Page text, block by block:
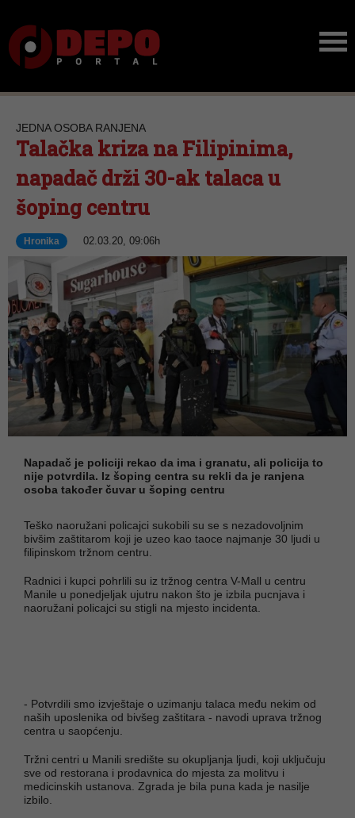
JEDNA OSOBA RANJENA
Talačka kriza na Filipinima,
napadač drži 30-ak talaca u
šoping centru
Hronika 02.03.20, 09:06h
Napadač je policiji rekao da ima i granatu, ali policija to
nije potvrdila. Iz šoping centra su rekli da je ranjena
osoba također čuvar u šoping centru
Teško naoružani policajci sukobili su se s nezadovoljnim
bivšim zaštitarom koji je uzeo kao taoce najmanje 30 ljudi u
filipinskom tržnom centru.
Radnici i kupci pohrlili su iz tržnog centra V-Mall u centru
Manile u ponedjeljak ujutru nakon što je izbila pucnjava i
naoružani policajci su stigli na mjesto incidenta.
- Potvrdili smo izvještaje o uzimanju talaca među nekim od
naših uposlenika od bivšeg zaštitara - navodi uprava tržnog
centra u saopćenju.
Tržni centri u Manili središte su okupljanja ljudi, koji uključuju
sve od restorana i prodavnica do mjesta za molitvu i
medicinskih ustanova. Zgrada je bila puna kada je nasilje
izbilo.